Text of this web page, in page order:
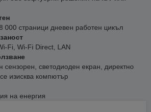
000 страници дневен работен цикъл
Fi, Wi-Fi Direct, LAN
сензорен, светодиоден екран, директно
изисква компютър
на енергия